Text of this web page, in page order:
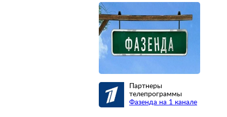
Партнеры
телепрограммы
Фазенда на 1 канале